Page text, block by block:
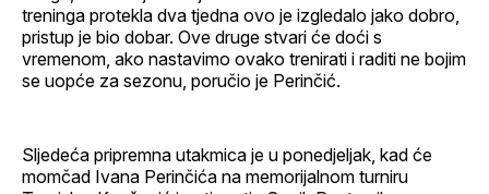
treninga protekla dva tjedna ovo je izgledalo jako dobro,
pristup je bio dobar. Ove druge stvari će doći s
vremenom, ako nastavimo ovako trenirati i raditi ne bojim
se uopće za sezonu, poručio je Perinčić.
Sljedeća pripremna utakmica je u ponedjeljak, kad će
momčad Ivana Perinčića na memorijalnom turniru